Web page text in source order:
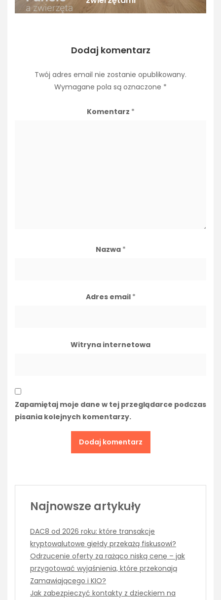
Dodaj komentarz
Twój adres email nie zostanie opublikowany.
Wymagane pola są oznaczone *
Komentarz *
Nazwa *
Adres email *
Witryna internetowa
Zapamiętaj moje dane w tej przeglądarce podczas
pisania kolejnych komentarzy.
Najnowsze artykuły
DAC8 od 2026 roku: które transakcje
kryptowalutowe giełdy przekażą fiskusowi?
Odrzucenie oferty za rażąco niską cenę – jak
przygotować wyjaśnienia, które przekonają
Zamawiającego i KIO?
Jak zabezpieczyć kontakty z dzieckiem na